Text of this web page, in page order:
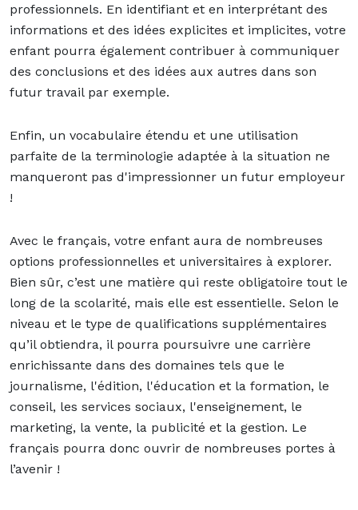
professionnels. En identifiant et en interprétant des
informations et des idées explicites et implicites, votre
enfant pourra également contribuer à communiquer
des conclusions et des idées aux autres dans son
futur travail par exemple.
Enfin, un vocabulaire étendu et une utilisation
parfaite de la terminologie adaptée à la situation ne
manqueront pas d'impressionner un futur employeur
!
Avec le français, votre enfant aura de nombreuses
options professionnelles et universitaires à explorer.
Bien sûr, c’est une matière qui reste obligatoire tout le
long de la scolarité, mais elle est essentielle. Selon le
niveau et le type de qualifications supplémentaires
qu’il obtiendra, il pourra poursuivre une carrière
enrichissante dans des domaines tels que le
journalisme, l'édition, l'éducation et la formation, le
conseil, les services sociaux, l'enseignement, le
marketing, la vente, la publicité et la gestion. Le
français pourra donc ouvrir de nombreuses portes à
l’avenir !